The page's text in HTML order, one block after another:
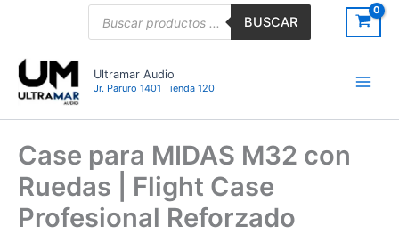
BUSCAR
Ultramar Audio
Jr. Paruro 1401 Tienda 120
Case para MIDAS M32 con
Ruedas | Flight Case
Profesional Reforzado